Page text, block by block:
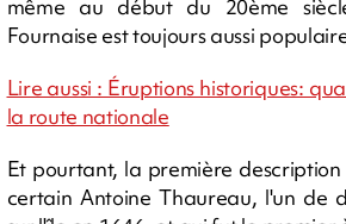
même au début du 20ème
Fournaise est toujours aussi
Lire aussi : Éruptions historiques:
la route nationale
Et pourtant, la première
certain Antoine Thaureau, l'un de